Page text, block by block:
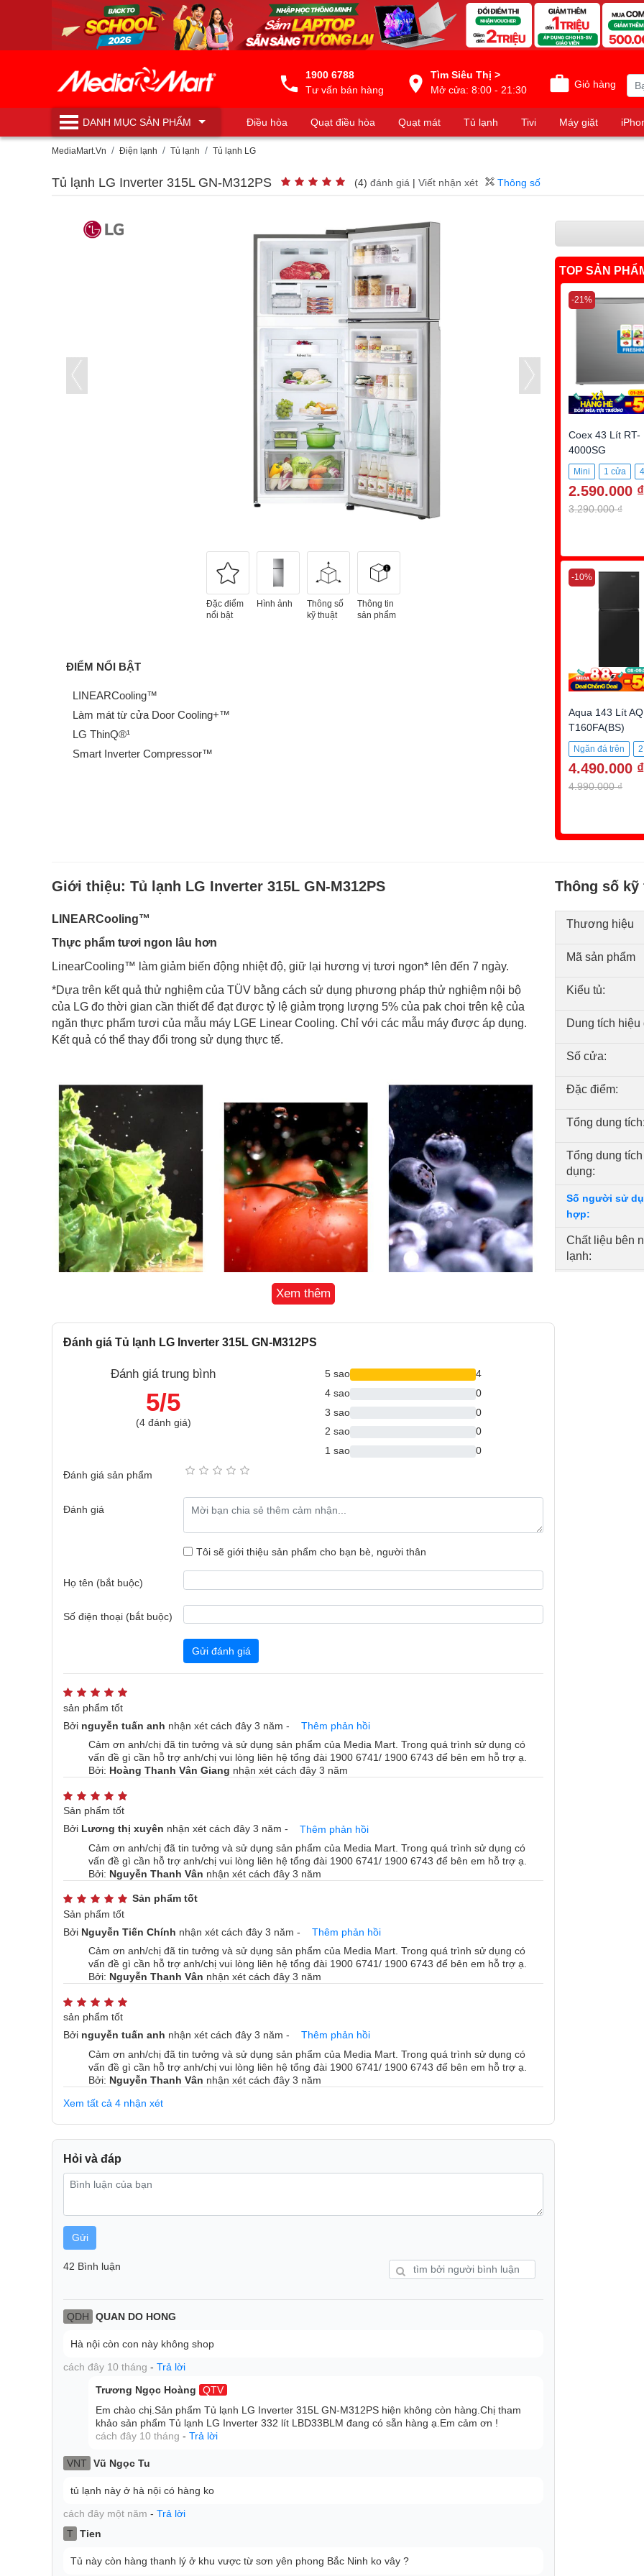
1900 6788
Tư vấn bán hàng
Tìm Siêu Thị >
Mở cửa: 8:00 - 21:30
Giỏ hàng
DANH MỤCSẢN PHẨM Điều hòa Quạt điều hòa Quạt mát Tủ lạnh Tivi Máy giặt
Máy lọc nước
MediaMart.Vn Điện lạnh Tủ lạnh Tủ lạnh LG
Tủ lạnh LG Inverter 315L GN-M312PS (4) đánh giá | Viết nhận xét Thông số
Đặc điểm
nổi bật
Hình ảnh
Thông số
kỹ thuật
Thông tin
sản phẩm
ĐIỂM NỔI BẬT
LINEARCooling™
Làm mát từ cửa Door Cooling+™
LG ThinQ®¹
Smart Inverter Compressor™
TOP SẢN
Coex 43 Lít RT-
4000SG
Mini 1 cửa
2.590.000 ₫
3.290.000 ₫
-21%
Aqua 143 Lít
T160FA(BS)
Ngăn đá trên
143 lít
4.490.000 ₫
4.990.000 ₫
-10%
Giới thiệu: Tủ lạnh LG Inverter 315L GN-M312PS
LINEARCooling™
Thực phẩm tươi ngon lâu hơn
LinearCooling™ làm giảm biến động nhiệt độ, giữ lại hương vị tươi ngon* lên đến 7 ngày.
*Dựa trên kết quả thử nghiệm của TÜV bằng cách sử dụng phương pháp thử nghiệm nội bộ
của LG đo thời gian cần thiết để đạt được tỷ lệ giảm trọng lượng 5% của pak choi trên kệ của
ngăn thực phẩm tươi của mẫu máy LGE Linear Cooling. Chỉ với các mẫu máy được áp dụng.
Kết quả có thể thay đổi trong sử dụng thực tế.
Nhiều không gian hơn trong tủ đông
chuyển dễ dàng.
Điều khiển thông minh, Cuộc sống thông minh
Điều khiển thiết bị từ xa từ mọi nơi
Kiểm soát cài đặt tủ lạnh LG của bạn từ bất cứ nơi nào thông qua thiết bị hỗ trợ WiFi với LG
ThinQ™.
*LG SmartThinQ hiện được đổi tên thành LG ThinQ.
*Các sản phẩm có tính năng thông minh có thể thay đổi theo quốc gia và mẫu máy. Hỏi nhà bán
lẻ tại địa phương của bạn hoặc LG để biết tính khả dụng của dịch vụ.
*UI (Giao diện người dùng) của các ứng dụng trong hình ảnh chỉ nhằm mục đích giải thích và có
thể khác với giao diện thực tế.
*Các sản phẩm trong hình ảnh chỉ nhằm mục đích giải thích và có thể khác với các sản phẩm
thực tế.
Smart Fresh Air
Cách làm mát thông minh hơn
Smart Fresh Air tìm hiểu cách thức sử dụng của bạn để tối ưu hóa việc làm mát, ngay cả trong
thời gian sử dụng cao điểm.
Bước 1. Thuật toán của Smart Fresh Air
Smart Fresh Air phân tích cách thức sử dụng trong khoảng thời gian 3 tuần để tối ưu hóa hiệu
suất làm mát.
Xem thêm
Đánh giá Tủ lạnh LG Inverter 315L GN-M312PS
Đánh giá trung bình
5/5
(4 đánh giá)
5 sao
4
4 sao
0
3 sao
0
2 sao
0
1 sao
0
Đánh giá sản phẩm
Đánh giá
Tôi sẽ giới thiệu sản phẩm cho bạn bè, người thân
Họ tên (bắt buộc)
Số điện thoại (bắt buộc)
Gửi đánh giá
sản phẩm tốt
Bởi nguyễn tuấn anh nhận xét cách đây 3 năm -
Thêm phản hồi
Cảm ơn anh/chị đã tin tưởng và sử dụng sản phẩm của Media Mart. Trong quá trình sử dụng có
vấn đề gì cần hỗ trợ anh/chị vui lòng liên hệ tổng đài 1900 6741/ 1900 6743 để bên em hỗ trợ ạ.
Bởi: Hoàng Thanh Vân Giang nhận xét cách đây 3 năm
Sản phẩm tốt
Bởi Lương thị xuyên nhận xét cách đây 3 năm -
Thêm phản hồi
Cảm ơn anh/chị đã tin tưởng và sử dụng sản phẩm của Media Mart. Trong quá trình sử dụng có
vấn đề gì cần hỗ trợ anh/chị vui lòng liên hệ tổng đài 1900 6741/ 1900 6743 để bên em hỗ trợ ạ.
Bởi: Nguyễn Thanh Vân nhận xét cách đây 3 năm
Sản phẩm tốt
Sản phẩm tốt
Bởi Nguyễn Tiến Chính nhận xét cách đây 3 năm -
Thêm phản hồi
Cảm ơn anh/chị đã tin tưởng và sử dụng sản phẩm của Media Mart. Trong quá trình sử dụng có
vấn đề gì cần hỗ trợ anh/chị vui lòng liên hệ tổng đài 1900 6741/ 1900 6743 để bên em hỗ trợ ạ.
Bởi: Nguyễn Thanh Vân nhận xét cách đây 3 năm
sản phẩm tốt
Bởi nguyễn tuấn anh nhận xét cách đây 3 năm -
Thêm phản hồi
Cảm ơn anh/chị đã tin tưởng và sử dụng sản phẩm của Media Mart. Trong quá trình sử dụng có
vấn đề gì cần hỗ trợ anh/chị vui lòng liên hệ tổng đài 1900 6741/ 1900 6743 để bên em hỗ trợ ạ.
Bởi: Nguyễn Thanh Vân nhận xét cách đây 3 năm
Xem tất cả 4 nhận xét
Hỏi và đáp
Gửi
42 Bình luận
QDH QUAN DO HONG
Hà nội còn con này không shop
cách đây 10 tháng - Trả lời
Trương Ngọc Hoàng
QTV
Em chào chị.Sản phẩm Tủ lạnh LG Inverter 315L GN-M312PS hiện không còn hàng.Chị tham
khảo sản phẩm Tủ lạnh LG Inverter 332 lít LBD33BLM đang có sẵn hàng ạ.Em cảm ơn !
cách đây 10 tháng - Trả lời
VNT Vũ Ngọc Tu
tủ lạnh này ở hà nội có hàng ko
cách đây một năm - Trả lời
T
Tien
Tủ này còn hàng thanh lý ở khu vược từ sơn yên phong Bắc Ninh ko vây ?
Thông số kỹ
Thương hiệu
Mã sản phẩm
Kiểu tủ:
Dung tích hiệu
Số cửa:
Đặc điểm:
Tổng dung tích:
Tổng dung
dụng:
Số người sử
hợp:
Chất liệu bên
lạnh: